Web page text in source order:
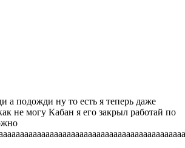
а подожди ну то есть я теперь даже
не могу Кабан я его закрыл работай по